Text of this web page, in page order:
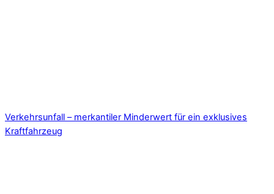
Verkehrsunfall – merkantiler Minderwert für ein exklusives
Kraftfahrzeug